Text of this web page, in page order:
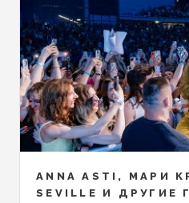
ANNA ASTI, МАРИ
SEVILLE И ДРУГИЕ